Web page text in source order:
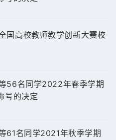
国高校教师教学创新大赛校
56名同学2022年春季学期
号的决定
61名同学2021年秋季学期